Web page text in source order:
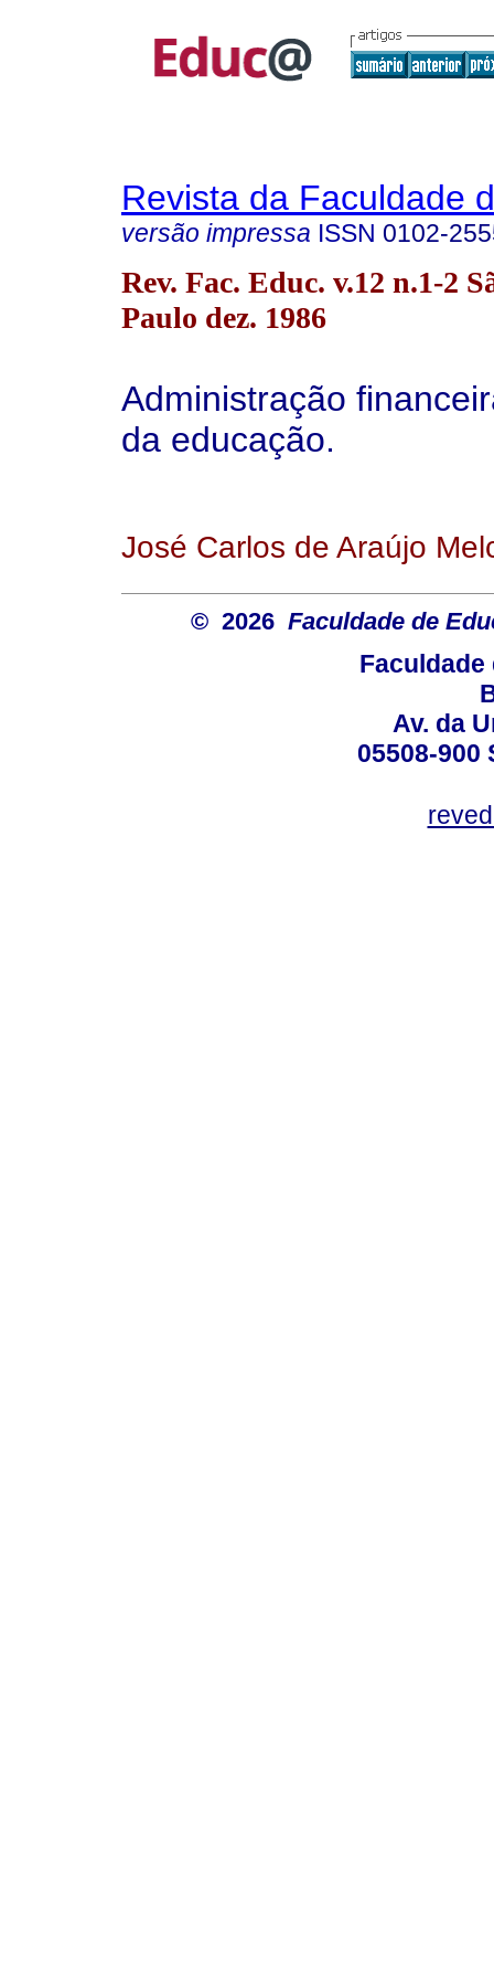
Revista da Faculdade
versão impressa ISSN 0102-
Rev. Fac. Educ. v.12 n.1-2
Paulo dez. 1986
Administração
da educação.
José Carlos de Araújo
© 2026 Faculdade de
Faculdade
Av. da
05508-900